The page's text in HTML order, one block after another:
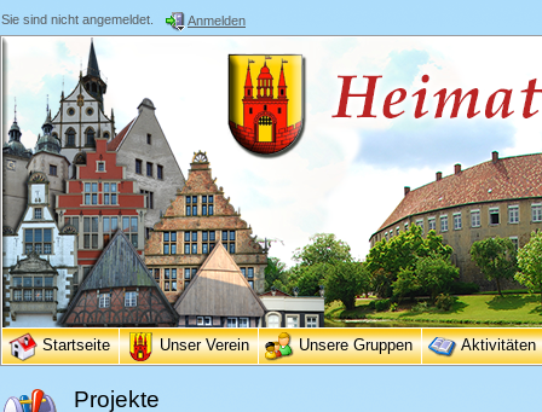
Sie sind nicht angemeldet. Anmelden
Startseite Unser Verein Unsere Gruppen Aktivitäten
Projekte